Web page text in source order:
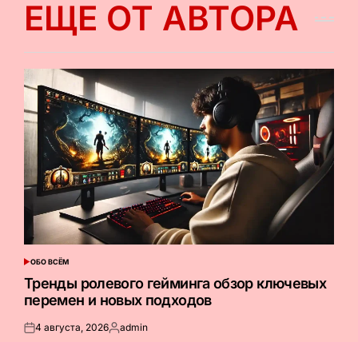
ЕЩЕ ОТ АВТОРА
ОПУБЛИКОВАНО
В
ОБО ВСЁМ
Тренды ролевого гейминга обзор ключевых
перемен и новых подходов
Опубликовано
4 августа, 2026Запись
admin